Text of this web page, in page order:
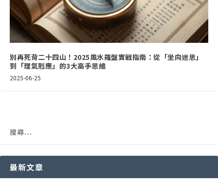
別再死背二十四山！2025風水羅盤實戰指南：從「坐向迷思」
到「理氣剋應」的3大高手思維
2025-06-25
最新文章